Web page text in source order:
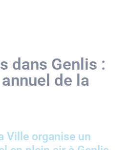
dans Genlis :
de la
Ville organise un